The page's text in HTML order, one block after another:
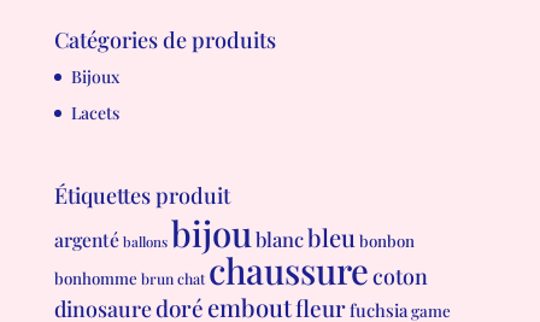
Catégories de produits
Bijoux
Lacets
Étiquettes produit
argenté ballons bijou blancbleu bonbon
bonhomme brun chat chaussurecoton
dinosauredoré emboutfleurfuchsiagame